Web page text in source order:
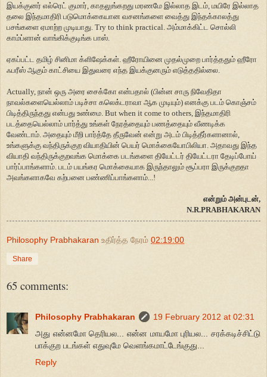
இயக்குனர் எல்ரெட் குமார், காதலுங்கறது மரணமே இல்லாத இடம், மயிரே இல்லாத
தலை இந்தமாதிரி படுமொக்கையான வசனங்களை வைத்து இந்தக்காலத்து
பசங்களை ஏமாற்ற முடியாது. Try to think practical. அம்மாக்கிட்ட சொல்லி
காம்ப்ளான் வாங்கிக்குடிங்க பாஸ்.
ஏகப்பட்ட தமிழ் சினிமா க்ளிஷேக்கள். ஹீரோயினை முதல்முறை பார்த்ததும் ஹீரோ
ஃபரீஸ் ஆகும் காட்சியை இதுவரை எந்த இயக்குனரும் எடுத்ததில்லை.
Actually, நான் ஒரு அரை சைக்கோ என்பதால் (பின்ன சாரு நிவேதிதா
நாவல்களையெல்லாம் படிச்சா கலெக்டராவா ஆக முடியும்) எனக்கு படம் கொஞ்சம்
பிடித்திருந்தது என்பது உண்மை. But when it come to others, இந்தமாதிரி
படத்தையெல்லாம் பார்த்து உங்கள் நேரத்தையும் பணத்தையும் வீணடிக்க
வேண்டாம். அதையும் மீறி பார்த்தே தீருவேன் என்று அடம் பிடித்தீர்களானால்,
உங்களுக்கு வந்திருக்குற வியாதியின் பெயர் மொக்கையோபிலியா. அதாவது இந்த
வியாதி வந்திருக்குறவங்க மொக்கை படங்களை தியேட்டர் தியேட்டரா தேடிப்போய்
பார்ப்பாங்களாம். படம் பயங்கர மொக்கையாக இருந்தாலும் சூப்பரா இருக்குறதா
அவங்களாகவே கற்பனை பண்ணிப்பாங்களாம்...!
என்றும் அன்புடன்,
N.R.PRABHAKARAN
Philosophy Prabhakaran உதிர்த்த நேரம் 02:19:00
Share
65 comments:
Philosophy Prabhakaran
19 February 2012 at 02:31
அது என்னமோ தெரியல... என்ன மாயமோ புரியல... சரக்கடிச்சிட்டு
பாக்குற படங்கள் எதுவுமே வெளங்கமாட்டேங்குது...
Reply